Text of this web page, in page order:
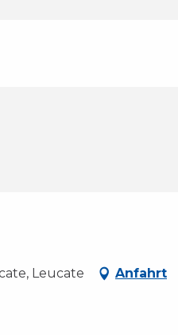
Leucate Anfahrt